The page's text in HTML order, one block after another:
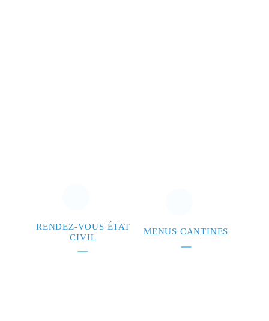
RENDEZ-VOUS ÉTAT
CIVIL
MENUS CANTINES